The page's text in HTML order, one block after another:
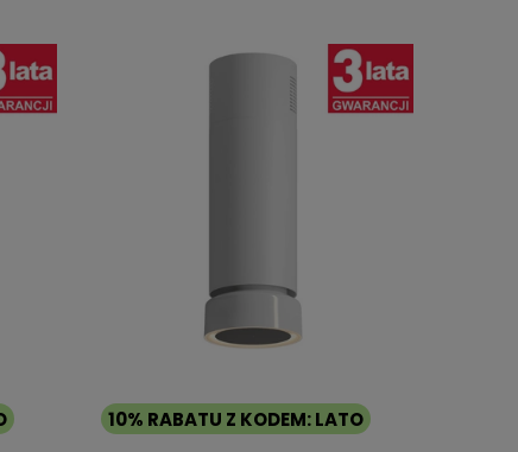
10% RABATU Z KODEM: LATO